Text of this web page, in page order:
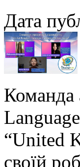
Дата
Команда
“United
своїй